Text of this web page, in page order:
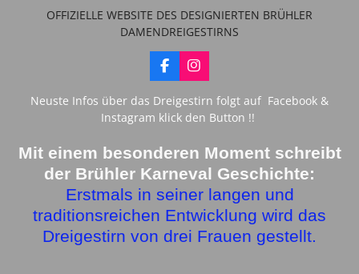
OFFIZIELLE WEBSITE DES DESIGNIERTEN BRÜHLER
DAMENDREIGESTIRNS
F
a
c
e
b
o
k
I
n
s
t
a
r
a
m
Neuste Infos über das Dreigestirn folgt auf Facebook &
Instagram klick den Button !!
Mit einem besonderen Moment schreibt
der Brühler Karneval Geschichte:
Erstmals in seiner langen und
traditionsreichen Entwicklung wird das
Dreigestirn von drei Frauen gestellt.